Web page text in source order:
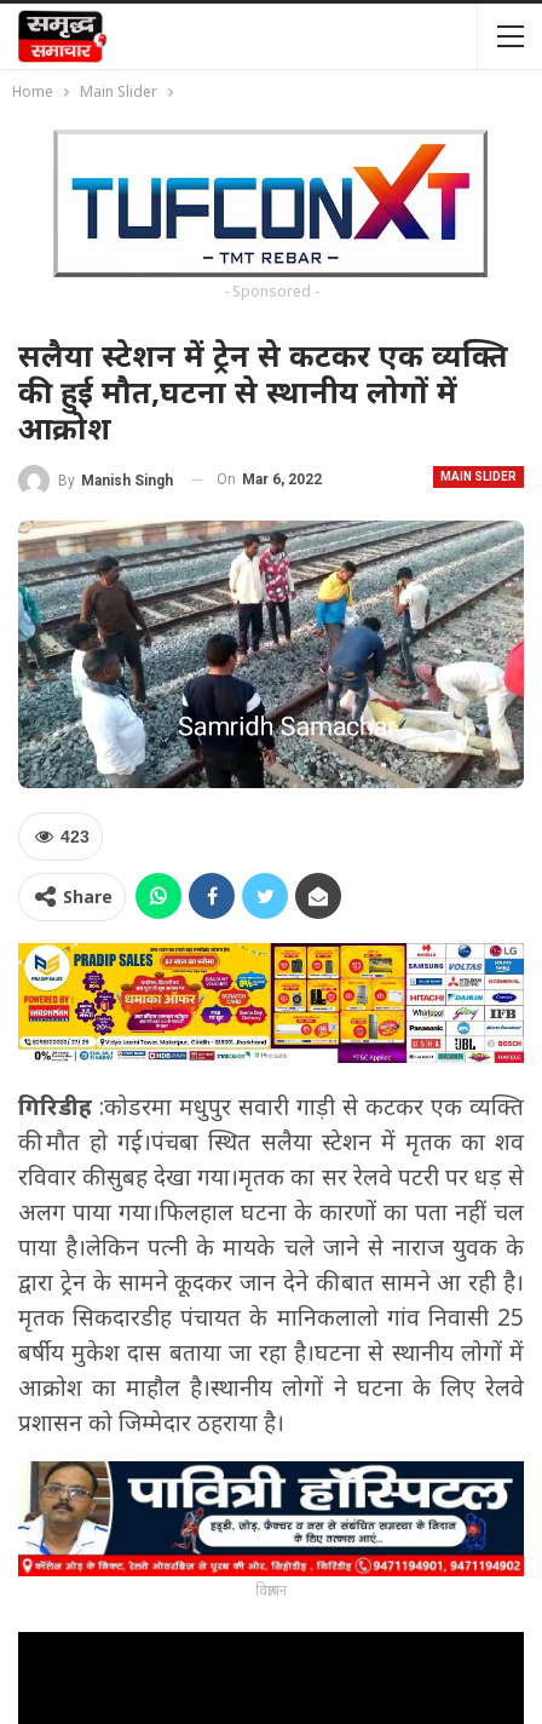
Home Main Slider
- Sponsored -
सलैया स्टेशन में ट्रेन से कटकर एक व्यक्ति
की हुई मौत,घटना से स्थानीय लोगों में
आक्रोश
MAIN SLIDER
By Manish Singh On Mar 6, 2022
423
Share
गिरिडीह :कोडरमा मधुपुर सवारी गाड़ी से कटकर एक व्यक्ति
की मौत हो गई।पंचबा स्थित सलैया स्टेशन में मृतक का शव
रविवार की सुबह देखा गया।मृतक का सर रेलवे पटरी पर धड़ से
अलग पाया गया।फिलहाल घटना के कारणों का पता नहीं चल
पाया है।लेकिन पत्नी के मायके चले जाने से नाराज युवक के
द्वारा ट्रेन के सामने कूदकर जान देने की बात सामने आ रही है।
मृतक सिकदारडीह पंचायत के मानिकलालो गांव निवासी 25
बर्षीय मुकेश दास बताया जा रहा है।घटना से स्थानीय लोगों में
आक्रोश का माहौल है।स्थानीय लोगों ने घटना के लिए रेलवे
प्रशासन को जिम्मेदार ठहराया है।
विज्ञापन